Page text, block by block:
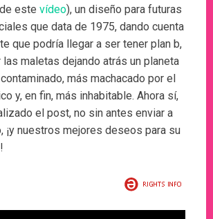
este vídeo), un diseño para futuras
que data de 1975, dando cuenta
que podría llegar a ser tener plan b,
las maletas dejando atrás un planeta
más machacado por el
y, en fin, más inhabitable. Ahora sí,
el post, no sin antes enviar a
¡y nuestros mejores deseos para su